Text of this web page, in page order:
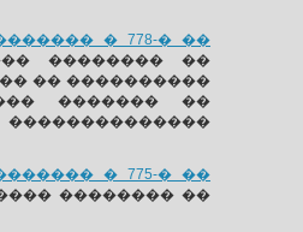
� 778-� ��
�������� ��
�� ����������
������� ��
� 775-� ��
�������� ��